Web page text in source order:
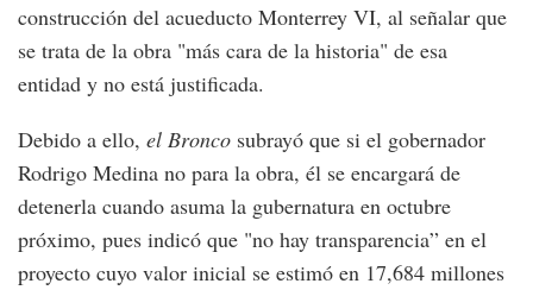
construcción del acueducto Monterrey VI, al señalar que
se trata de la obra "más cara de la historia" de esa
entidad y no está justificada.
Debido a ello, el Bronco subrayó que si el gobernador
Rodrigo Medina no para la obra, él se encargará de
detenerla cuando asuma la gubernatura en octubre
próximo, pues indicó que "no hay transparencia” en el
proyecto cuyo valor inicial se estimó en 17,684 millones